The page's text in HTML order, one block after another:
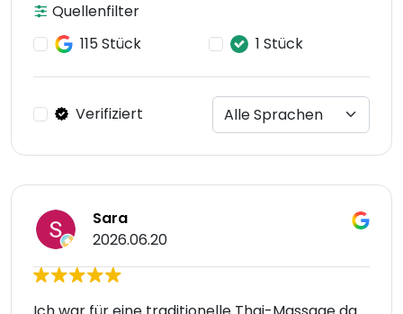
Quellenfilter
115 Stück
1 Stück
Verifiziert
Sara
2026.06.20